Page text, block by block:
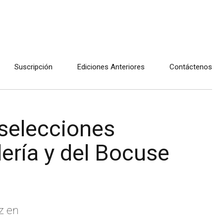
Suscripción Ediciones Anteriores Contáctenos
y del Bocuse
en